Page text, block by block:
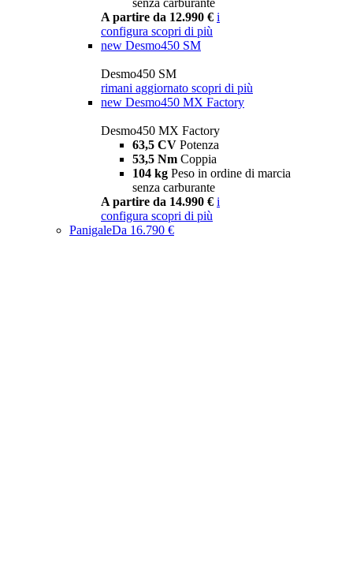
senza carburante
A partire da 12.990 € i
configura scopri di più
new Desmo450 SM
Desmo450 SM
rimani aggiornato scopri di più
new Desmo450 MX Factory
Desmo450 MX Factory
63,5 CV Potenza
53,5 Nm Coppia
104 kg Peso in ordine di marcia
senza carburante
A partire da 14.990 € i
configura scopri di più
PanigaleDa 16.790 €